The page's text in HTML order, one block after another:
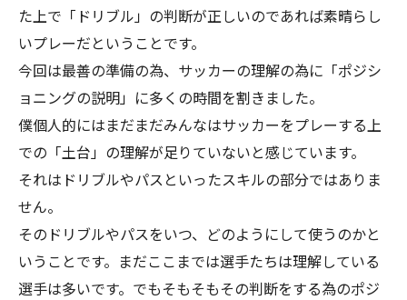
た上で「ドリブル」の判断が正しいのであれば素晴らし
いプレーだということです。
今回は最善の準備の為、サッカーの理解の為に「ポジシ
ョニングの説明」に多くの時間を割きました。
僕個人的にはまだまだみんなはサッカーをプレーする上
での「土台」の理解が足りていないと感じています。
それはドリブルやパスといったスキルの部分ではありま
せん。
そのドリブルやパスをいつ、どのようにして使うのかと
いうことです。まだここまでは選手たちは理解している
選手は多いです。でもそもそもその判断をする為のポジ